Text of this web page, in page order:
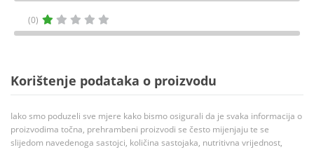
(0)
Korištenje podataka o proizvodu
Iako smo poduzeli sve mjere kako bismo osigurali da je svaka informacija o
proizvodima točna, prehrambeni proizvodi se često mijenjaju te se
slijedom navedenoga sastojci, količina sastojaka, nutritivna vrijednost,